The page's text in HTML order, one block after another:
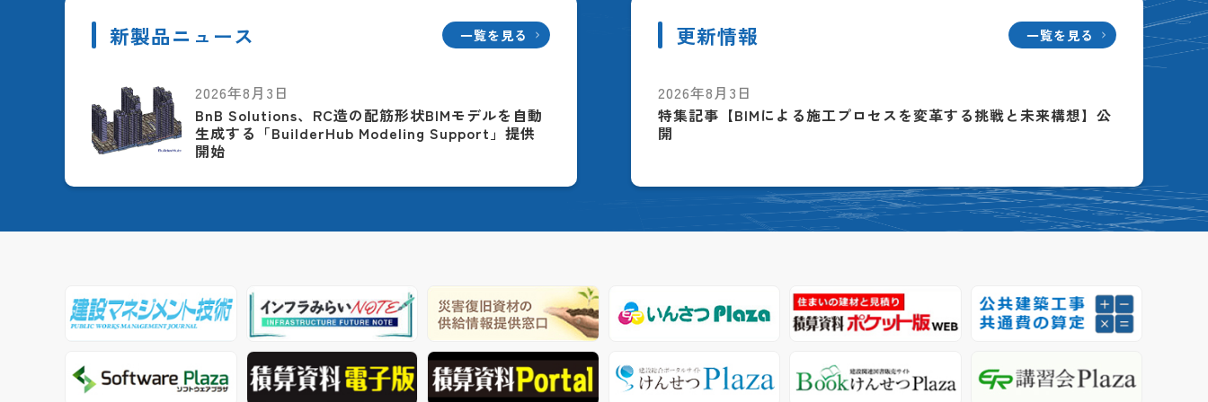
新製品ニュース 一覧を見る
2026年8月3日
BnB Solutions、RC造の配筋形状BIMモデルを自動
生成する「BuilderHub Modeling Support」提供
開始
更新情報 一覧を見る
2026年8月3日
特集記事【BIMによる施工プロセスを変革する挑戦と未来構想】公
開